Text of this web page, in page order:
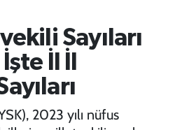
Sayıları
İl İl
2023 yılı nüfus